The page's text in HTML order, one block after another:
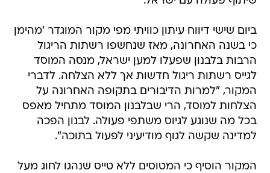
ביום שישי דיווח עיתון כוויתי מפי מקור המוגדר 'מהימן
כי בשנה האחרונה, מאז שנחשפו רשתות הריגול
הרבות בלבנון שפעלו למען ישראל, מנסה המוסד
לגייס רשתות ריגול חדשות אך ללא הצלחה. לדברי
המקור, "למרות הדיבורים בתקופה האחרונה על
הצלחות למוסד, הרי שבלבנון המוסד מתחיל מאפס
בכל מה שנוגע לגיוס משתפי פעולה. לבנון הפכה
למדינה שקשה לגוף מודיעיני לפעול בתוכה".
המקור הוסיף כי המטוסים ללא טייס שנהגו לחוג מעל